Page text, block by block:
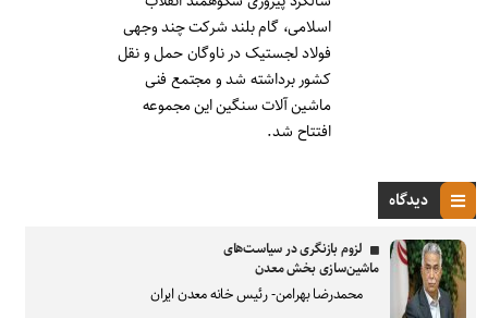
اسلامی،‌ گام بلند شرکت چند وجهی
فولاد لجستیک در ناوگان حمل و نقل
کشور برداشته شد و مجتمع فنی
ماشین آلات سنگین این مجموعه
افتتاح شد.
دیدگاه
لزوم بازنگری در سیاست‌های
ماشین‌سازی بخش معدن
محمدرضا بهرامن- رئیس خانه معدن ایران